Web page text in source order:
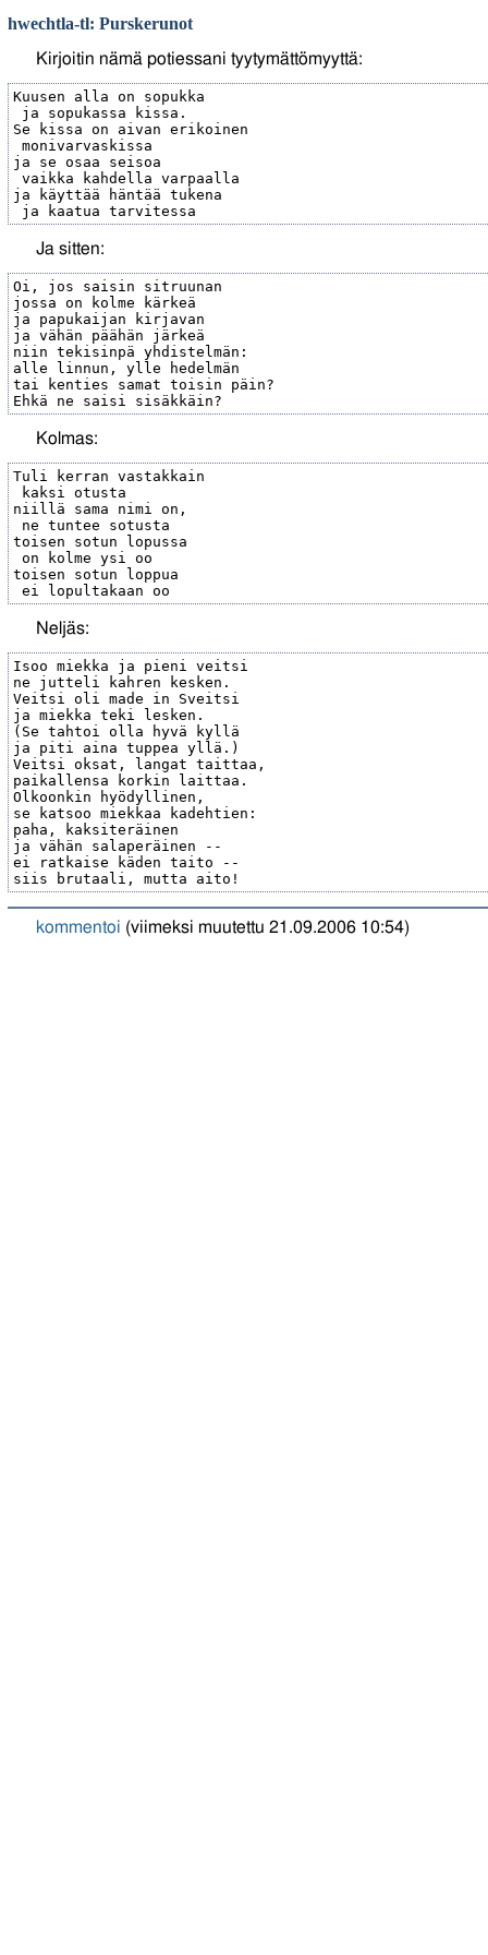
hwechtla-tl: Purskerunot
Kirjoitin nämä potiessani tyytymättömyyttä:
Kuusen alla on sopukka
ja sopukassa kissa.
Se kissa on aivan erikoinen
monivarvaskissa
ja se osaa seisoa
vaikka kahdella varpaalla
ja käyttää häntää tukena
Ja sitten:
Oi, jos saisin sitruunan
jossa on kolme kärkeä
ja papukaijan kirjavan
ja vähän päähän järkeä
niin tekisinpä yhdistelmän:
alle linnun, ylle hedelmän
tai kenties samat toisin päin?
Kolmas:
Tuli kerran vastakkain
kaksi otusta
niillä sama nimi on,
ne tuntee sotusta
toisen sotun lopussa
on kolme ysi oo
toisen sotun loppua
Neljäs:
Isoo miekka ja pieni veitsi
ne jutteli kahren kesken.
Veitsi oli made in Sveitsi
ja miekka teki lesken.
(Se tahtoi olla hyvä kyllä
ja piti aina tuppea yllä.)
Veitsi oksat, langat taittaa,
paikallensa korkin laittaa.
Olkoonkin hyödyllinen,
se katsoo miekkaa kadehtien:
paha, kaksiteräinen
ja vähän salaperäinen --
ei ratkaise käden taito --
kommentoi (viimeksi muutettu 21.09.2006 10:54)